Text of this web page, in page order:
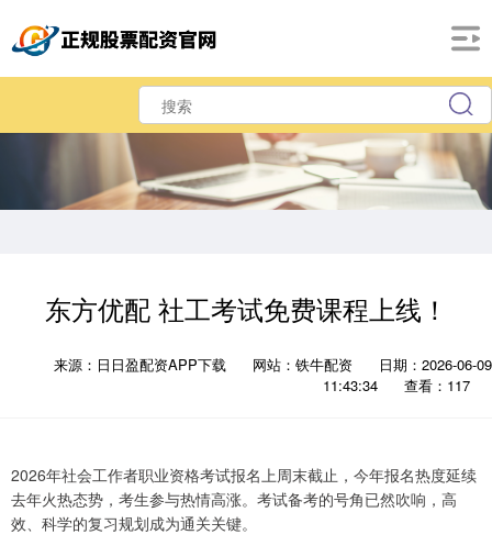
东方优配 社工考试免费课程上线！
来源：日日盈配资APP下载 网站：铁牛配资
日期：2026-06-09
11:43:34
查看：117
2026年社会工作者职业资格考试报名上周末截止，今年报名热度延续
去年火热态势，考生参与热情高涨。考试备考的号角已然吹响，高
效、科学的复习规划成为通关关键。